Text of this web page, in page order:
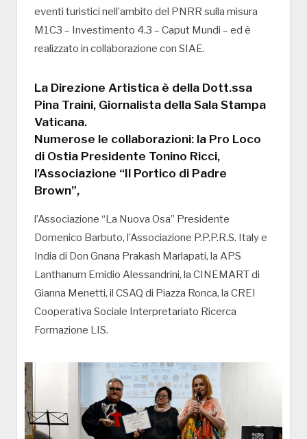
eventi turistici nell’ambito del PNRR sulla misura
M1C3 – Investimento 4.3 – Caput Mundi – ed è
realizzato in collaborazione con SIAE.
La Direzione Artistica è della Dott.ssa
Pina Traini, Giornalista della Sala Stampa
Vaticana.
Numerose le collaborazioni: la Pro Loco
di Ostia Presidente Tonino Ricci,
l’Associazione “Il Portico di Padre
Brown”,
l’Associazione “La Nuova Osa” Presidente
Domenico Barbuto, l’Associazione P.P.P.R.S. Italy e
India di Don Gnana Prakash Marlapati, la APS
Lanthanum Emidio Alessandrini, la CINEMART di
Gianna Menetti, il CSAQ di Piazza Ronca, la CREI
Cooperativa Sociale Interpretariato Ricerca
Formazione LIS.